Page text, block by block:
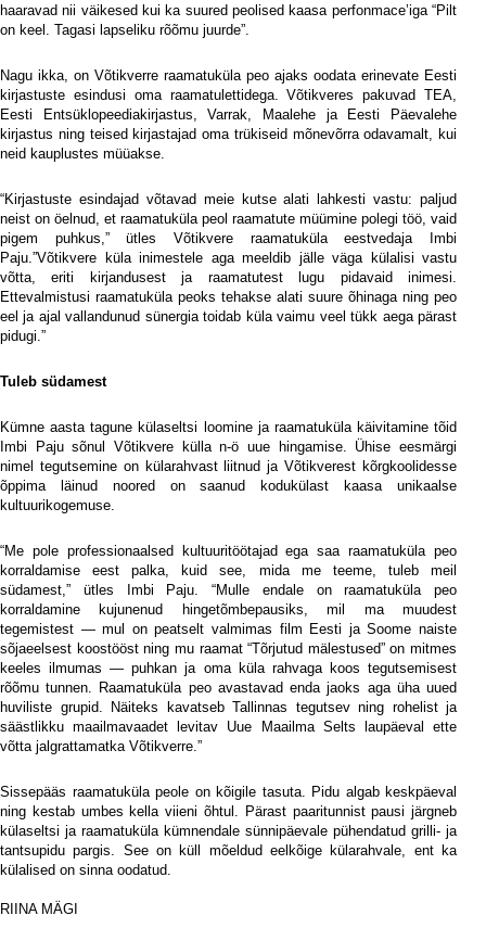
haaravad nii väikesed kui ka suured peolised kaasa perfonmace’iga “Pilt
on keel. Tagasi lapseliku rõõmu juurde”.
Nagu ikka, on Võtikverre raamatuküla peo ajaks oodata erinevate Eesti
kirjastuste esindusi oma raamatulettidega. Võtikveres pakuvad TEA,
Eesti Entsüklopeediakirjastus, Varrak, Maalehe ja Eesti Päevalehe
kirjastus ning teised kirjastajad oma trükiseid mõnevõrra odavamalt, kui
neid kauplustes müüakse.
“Kirjastuste esindajad võtavad meie kutse alati lahkesti vastu: paljud
neist on öelnud, et raamatuküla peol raamatute müümine polegi töö, vaid
pigem puhkus,” ütles Võtikvere raamatuküla eestvedaja Imbi
Paju.”Võtikvere küla inimestele aga meeldib jälle väga külalisi vastu
võtta, eriti kirjandusest ja raamatutest lugu pidavaid inimesi.
Ettevalmistusi raamatuküla peoks tehakse alati suure õhinaga ning peo
eel ja ajal vallandunud sünergia toidab küla vaimu veel tükk aega pärast
pidugi.”
Tuleb südamest
Kümne aasta tagune külaseltsi loomine ja raamatuküla käivitamine tõid
Imbi Paju sõnul Võtikvere külla n-ö uue hingamise. Ühise eesmärgi
nimel tegutsemine on külarahvast liitnud ja Võtikverest kõrgkoolidesse
õppima läinud noored on saanud kodukülast kaasa unikaalse
kultuurikogemuse.
“Me pole professionaalsed kultuuritöötajad ega saa raamatuküla peo
korraldamise eest palka, kuid see, mida me teeme, tuleb meil
südamest,” ütles Imbi Paju. “Mulle endale on raamatuküla peo
korraldamine kujunenud hingetõmbepausiks, mil ma muudest
tegemistest — mul on peatselt valmimas film Eesti ja Soome naiste
sõjaeelsest koostööst ning mu raamat “Tõrjutud mälestused” on mitmes
keeles ilmumas — puhkan ja oma küla rahvaga koos tegutsemisest
rõõmu tunnen. Raamatuküla peo avastavad enda jaoks aga üha uued
huviliste grupid. Näiteks kavatseb Tallinnas tegutsev ning rohelist ja
säästlikku maailmavaadet levitav Uue Maailma Selts laupäeval ette
võtta jalgrattamatka Võtikverre.”
Sissepääs raamatuküla peole on kõigile tasuta. Pidu algab keskpäeval
ning kestab umbes kella viieni õhtul. Pärast paaritunnist pausi järgneb
külaseltsi ja raamatuküla kümnendale sünnipäevale pühendatud grilli- ja
tantsupidu pargis. See on küll mõeldud eelkõige külarahvale, ent ka
külalised on sinna oodatud.
RIINA MÄGI